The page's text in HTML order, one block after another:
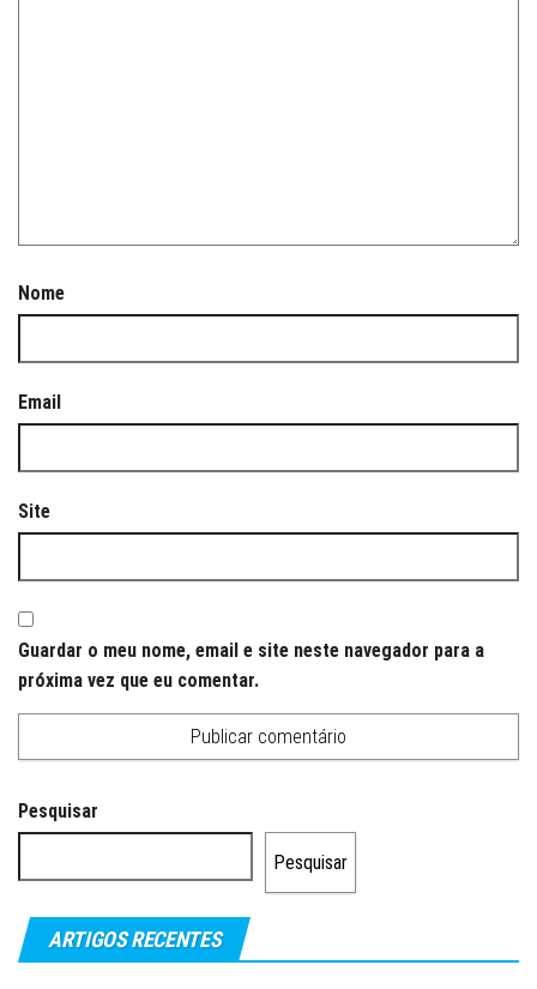
Nome
Email
Site
Guardar o meu nome, email e site neste navegador para a
próxima vez que eu comentar.
Pesquisar
Pesquisar
ARTIGOS RECENTES